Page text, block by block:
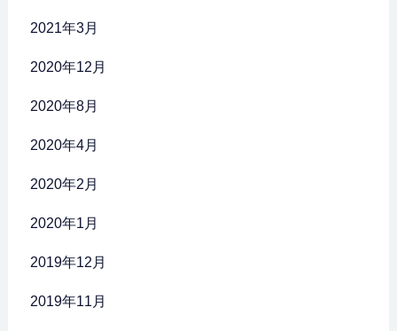
2021年3月
2020年12月
2020年8月
2020年4月
2020年2月
2020年1月
2019年12月
2019年11月